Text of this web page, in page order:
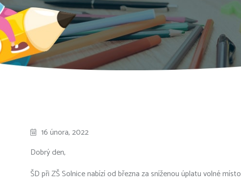
16 února, 2022
Dobrý den,
ŠD při ZŠ Solnice nabízí od března za sníženou úplatu volné